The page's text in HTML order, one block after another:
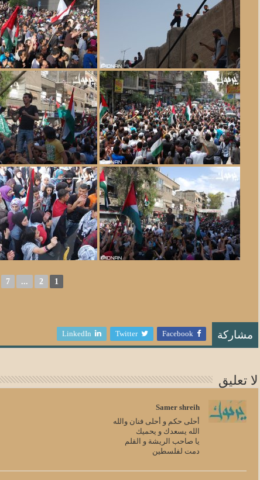
1
2
...
7
مشاركة Facebook
Twitter
LinkedIn
لا تعليق
Samer shreih
أحلى حكم و أحلى فنان والله
الله يسعدك و يحميك
يا صاحب الريشة و القلم
دمت لفلسطين